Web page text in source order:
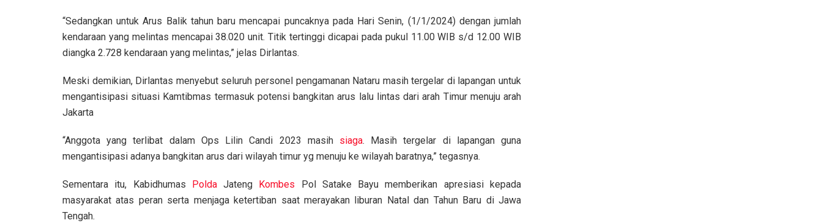
“Sedangkan untuk Arus Balik tahun baru mencapai puncaknya pada Hari Senin, (1/1/2024) dengan jumlah
kendaraan yang melintas mencapai 38.020 unit. Titik tertinggi dicapai pada pukul 11.00 WIB s/d 12.00 WIB
diangka 2.728 kendaraan yang melintas,” jelas Dirlantas.
Meski demikian, Dirlantas menyebut seluruh personel pengamanan Nataru masih tergelar di lapangan untuk
mengantisipasi situasi Kamtibmas termasuk potensi bangkitan arus lalu lintas dari arah Timur menuju arah
Jakarta
“Anggota yang terlibat dalam Ops Lilin Candi 2023 masih siaga. Masih tergelar di lapangan guna
mengantisipasi adanya bangkitan arus dari wilayah timur yg menuju ke wilayah baratnya,” tegasnya.
Sementara itu, Kabidhumas PoldaJateng Kombes Pol Satake Bayu memberikan apresiasi kepada
masyarakat atas peran serta menjaga ketertiban saat merayakan liburan Natal dan Tahun Baru di Jawa
Tengah.